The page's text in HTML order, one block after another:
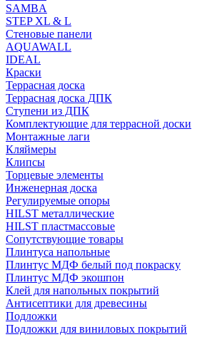
SAMBA
STEP XL & L
Стеновые панели
AQUAWALL
IDEAL
Краски
Террасная доска
Террасная доска ДПК
Ступени из ДПК
Комплектующие для террасной доски
Монтажные лаги
Кляймеры
Клипсы
Торцевые элементы
Инженерная доска
Регулируемые опоры
HILST металлические
HILST пластмассовые
Сопутствующие товары
Плинтуса напольные
Плинтус МДФ белый под покраску
Плинтус МДФ экошпон
Клей для напольных покрытий
Антисептики для древесины
Подложки
Подложки для виниловых покрытий